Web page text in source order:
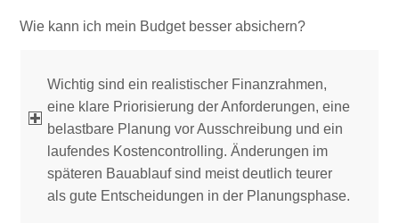
Wie kann ich mein Budget besser absichern?
Wichtig sind ein realistischer Finanzrahmen,
eine klare Priorisierung der Anforderungen, eine
belastbare Planung vor Ausschreibung und ein
laufendes Kostencontrolling. Änderungen im
späteren Bauablauf sind meist deutlich teurer
als gute Entscheidungen in der Planungsphase.